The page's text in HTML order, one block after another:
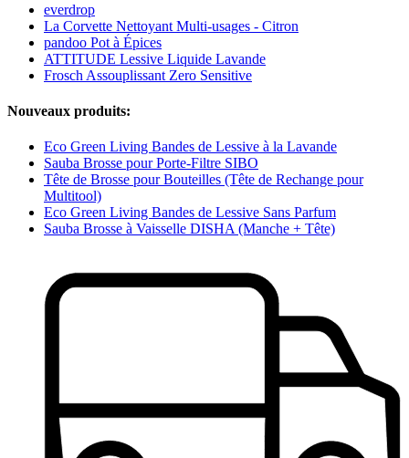
everdrop
La Corvette Nettoyant Multi-usages - Citron
pandoo Pot à Épices
ATTITUDE Lessive Liquide Lavande
Frosch Assouplissant Zero Sensitive
Nouveaux produits:
Eco Green Living Bandes de Lessive à la Lavande
Sauba Brosse pour Porte-Filtre SIBO
Tête de Brosse pour Bouteilles (Tête de Rechange pour
Multitool)
Eco Green Living Bandes de Lessive Sans Parfum
Sauba Brosse à Vaisselle DISHA (Manche + Tête)